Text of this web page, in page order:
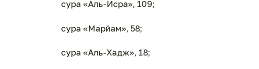
сура «Аль-Исра», 109;
сура «Марйам», 58;
сура «Аль-Хадж», 18;